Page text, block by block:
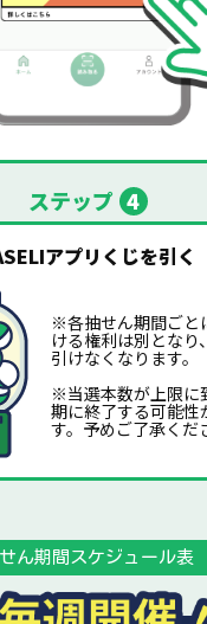
ステップ 4
アプリくじを引く
※各抽せん期間ごと
ける権利は別となり
引けなくなります。
※当選本数が上限に
期に終了する可能性
す。予めご了承くだ
ん期間スケジュール表